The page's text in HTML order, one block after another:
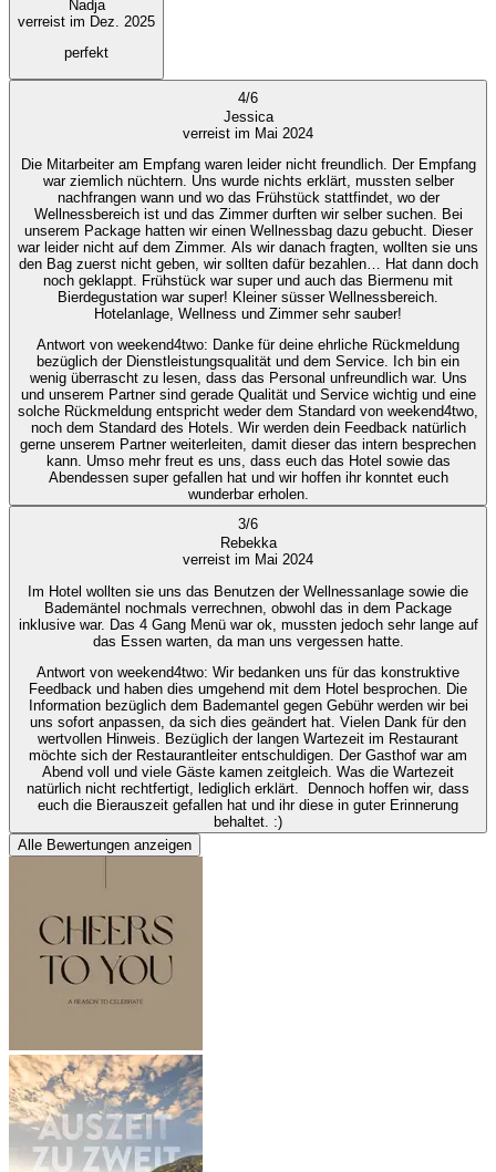
Nadja
verreist im Dez. 2025
perfekt
4/6
Jessica
verreist im Mai 2024
Die Mitarbeiter am Empfang waren leider nicht freundlich. Der Empfang
war ziemlich nüchtern. Uns wurde nichts erklärt, mussten selber
nachfrangen wann und wo das Frühstück stattfindet, wo der
Wellnessbereich ist und das Zimmer durften wir selber suchen. Bei
unserem Package hatten wir einen Wellnessbag dazu gebucht. Dieser
war leider nicht auf dem Zimmer. Als wir danach fragten, wollten sie uns
den Bag zuerst nicht geben, wir sollten dafür bezahlen… Hat dann doch
noch geklappt. Frühstück war super und auch das Biermenu mit
Bierdegustation war super! Kleiner süsser Wellnessbereich.
Hotelanlage, Wellness und Zimmer sehr sauber!
Antwort von weekend4two: Danke für deine ehrliche Rückmeldung
bezüglich der Dienstleistungsqualität und dem Service. Ich bin ein
wenig überrascht zu lesen, dass das Personal unfreundlich war. Uns
und unserem Partner sind gerade Qualität und Service wichtig und eine
solche Rückmeldung entspricht weder dem Standard von weekend4two,
noch dem Standard des Hotels. Wir werden dein Feedback natürlich
gerne unserem Partner weiterleiten, damit dieser das intern besprechen
kann. Umso mehr freut es uns, dass euch das Hotel sowie das
Abendessen super gefallen hat und wir hoffen ihr konntet euch
wunderbar erholen.
3/6
Rebekka
verreist im Mai 2024
Im Hotel wollten sie uns das Benutzen der Wellnessanlage sowie die
Bademäntel nochmals verrechnen, obwohl das in dem Package
inklusive war. Das 4 Gang Menü war ok, mussten jedoch sehr lange auf
das Essen warten, da man uns vergessen hatte.
Antwort von weekend4two: Wir bedanken uns für das konstruktive
Feedback und haben dies umgehend mit dem Hotel besprochen. Die
Information bezüglich dem Bademantel gegen Gebühr werden wir bei
uns sofort anpassen, da sich dies geändert hat. Vielen Dank für den
wertvollen Hinweis. Bezüglich der langen Wartezeit im Restaurant
möchte sich der Restaurantleiter entschuldigen. Der Gasthof war am
Abend voll und viele Gäste kamen zeitgleich. Was die Wartezeit
natürlich nicht rechtfertigt, lediglich erklärt. Dennoch hoffen wir, dass
euch die Bierauszeit gefallen hat und ihr diese in guter Erinnerung
behaltet. :)
Alle Bewertungen anzeigen